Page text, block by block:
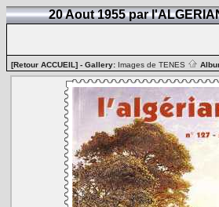
20 Aout 1955 par
[Retour ACCUEIL] - Gallery: Images de TENES